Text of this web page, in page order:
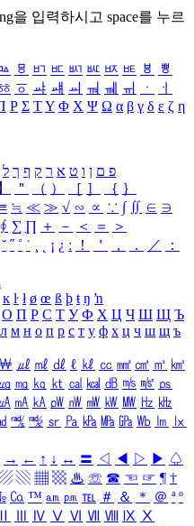
을 입력하시고 space를 누르
ㅱ ㅲ ㅳ ㅴ ㅵ ㅶ ㅷ ㅸ
ㅹ
ㆆ ㆇ ㆈ ㆉ ㆊ ㆋ ㆌ ㆍ
ㆎ
Ρ Σ ΤΥ Φ Χ Ψ Ω α β γ δ ε ζ η
פ ם ן ו ט א ר ק ף ך ל
】 ＂ （ ） ［ ］ ｛ ｝
≡ ≒ ≪ ≫ √ ∽ ∝ ∵ ∫ ∬ ∈ ∋
∮ ∑ ∏ ＋ － ＜ ＝
＞
˘ ˝ ˚ ˙ ¸ ¡ ¿ ː ！ ＇ ， ． ／
：
ĸ ŀ ł ø œ ß þ ŧ ŋ ŉ
О П Р С Т У Ф Х Ц Ч Ш Щ Ъ
л м н о п р с т у ф х ц ч ш щ ъ
￦ ㎕ ㎖ ㎗ ℓ ㎘ ㏄ ㎣ ㎤ ㎥ ㎦
㎎ ㎏ ㏏ ㎈ ㎉ ㏈ ㎧ ㎨ ㎰
㎃ ㎄ ㎺ ㎻ ㎽ ㎾ ㎿ ㎐ ㎑
㎮ ㎯ ㏛ ㎩ ㎪ ㎫ ㎬ ㏝ ㏐
㏓
→ ← ↑ ↓ ↔ 〓 ◁ ◀ ▷ ▶ ♤
▧ ▦ ▩ ♨ ☏ ☎ ☜ ☞ ¶ †
㏇ ™ ㏂ ㏘ ℡ ＃ ＆ ＊ ＠ ª º
Ⅳ Ⅴ Ⅵ Ⅶ Ⅷ Ⅸ Ⅹ